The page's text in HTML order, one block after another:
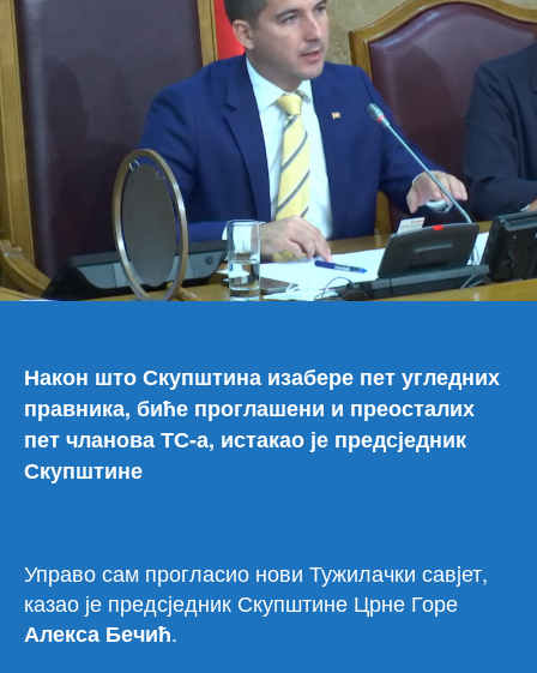
Након што Скупштина изабере пет угледних
правника, биће проглашени и преосталих
пет чланова ТС-а, истакао је предсједник
Скупштине
Управо сам прогласио нови Тужилачки савjет,
казао је предсједник Скупштине Црне Горе
Алекса Бечић.